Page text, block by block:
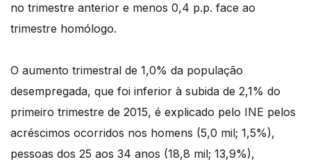
no trimestre anterior e menos 0,4 p.p. face ao
trimestre homólogo.
O aumento trimestral de 1,0% da população
desempregada, que foi inferior à subida de 2,1% do
primeiro trimestre de 2015, é explicado pelo INE pelos
acréscimos ocorridos nos homens (5,0 mil; 1,5%),
pessoas dos 25 aos 34 anos (18,8 mil; 13,9%),